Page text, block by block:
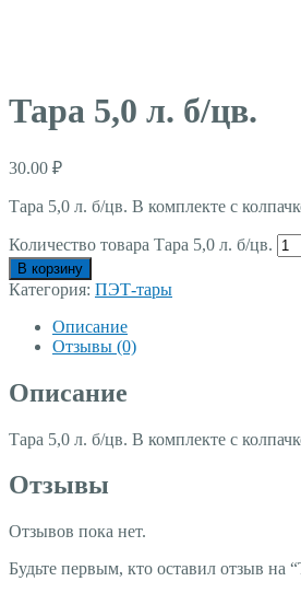
Тара 5,0 л. б/цв.
30.00 ₽
Тара 5,0 л. б/цв. В комплекте с
Количество товара Тара 5,0 л. б/цв.
В корзину
Категория: ПЭТ-тары
Описание
Отзывы (0)
Описание
Тара 5,0 л. б/цв. В комплекте с
Отзывы
Отзывов пока нет.
Будьте первым, кто оставил отзыв на